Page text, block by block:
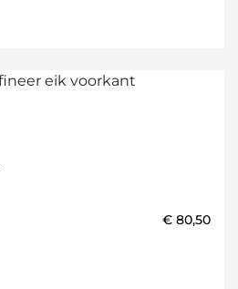
€ 80,50